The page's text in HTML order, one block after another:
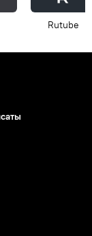
Rutube